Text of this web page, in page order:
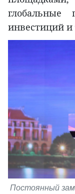
глобальные
инвестиций и
Постоянный